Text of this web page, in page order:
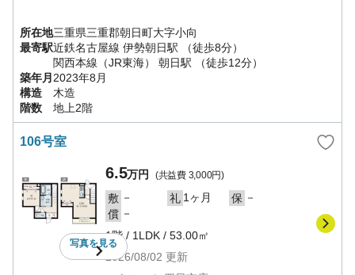
所在地三重県三重郡朝日町大字小向
最寄駅近鉄名古屋線 伊勢朝日駅
（徒歩8分）
関西本線（JR東海）
朝日駅
（徒歩12分）
築年月2023年8月
構造
木造
階数
地上2階
106号室
写真を見る
6.5万円 (共益費 3,000円)
敷 － 礼 1ヶ月 保 －
償 －
1階/ 1LDK / 53.00㎡
2026/08/02 更新